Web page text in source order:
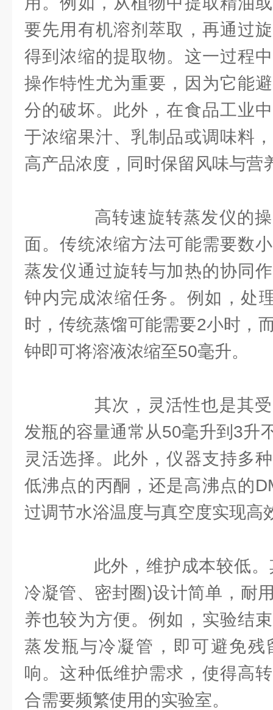
要先用有机溶剂萃取，再通过
得到浓缩的提取物。这一过程
操作特性尤为重要，因为它能
分的破坏。此外，在食品工业
于浓缩果汁、乳制品或调味料
高产品浓度，同时保留风味与营
高转速旋转蒸发仪的操
面。传统浓缩方法可能需要数
蒸发仪通过旋转与加热的协同
钟内完成浓缩任务。例如，处
时，传统蒸馏可能需要2小时，
钟即可将溶液浓缩至50毫升。
其次，灵活性也是其受
发瓶的容量通常从50毫升到3升
灵活选择。此外，仪器支持多
低沸点的丙酮，还是高沸点的
过调节水浴温度与真空度实现高
此外，维护成本较低。
冷凝管、密封圈)设计简单，耐
养也较为方便。例如，实验结
蒸发瓶与冷凝管，即可避免残
响。这种低维护需求，使得高
合需要频繁使用的实验室。